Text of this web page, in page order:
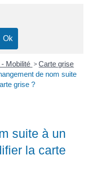
Mobilité > Carte grise
de nom suite
grise ?
suite à un
la carte